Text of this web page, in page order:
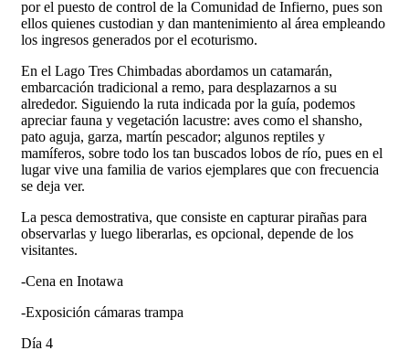
por el puesto de control de la Comunidad de Infierno, pues son
ellos quienes custodian y dan mantenimiento al área empleando
los ingresos generados por el ecoturismo.
En el Lago Tres Chimbadas abordamos un catamarán,
embarcación tradicional a remo, para desplazarnos a su
alrededor. Siguiendo la ruta indicada por la guía, podemos
apreciar fauna y vegetación lacustre: aves como el shansho,
pato aguja, garza, martín pescador; algunos reptiles y
mamíferos, sobre todo los tan buscados lobos de río, pues en el
lugar vive una familia de varios ejemplares que con frecuencia
se deja ver.
La pesca demostrativa, que consiste en capturar pirañas para
observarlas y luego liberarlas, es opcional, depende de los
visitantes.
-Cena en Inotawa
-Exposición cámaras trampa
Día 4